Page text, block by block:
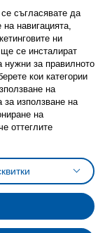
(Cookies)
бисквитки
за личните данни
на ikea.bg
IKEA Family
съгласявате да
навигацията,
ни
се инсталират
нужни за правилното
кои категории
на
за използване на
на
оттеглите